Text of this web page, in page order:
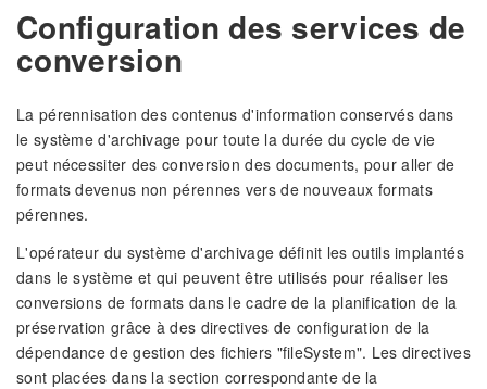
Configuration des services de
conversion
La pérennisation des contenus d'information conservés dans
le système d'archivage pour toute la durée du cycle de vie
peut nécessiter des conversion des documents, pour aller de
formats devenus non pérennes vers de nouveaux formats
pérennes.
L'opérateur du système d'archivage définit les outils implantés
dans le système et qui peuvent être utilisés pour réaliser les
conversions de formats dans le cadre de la planification de la
préservation grâce à des directives de configuration de la
dépendance de gestion des fichiers "fileSystem". Les directives
sont placées dans la section correspondante de la